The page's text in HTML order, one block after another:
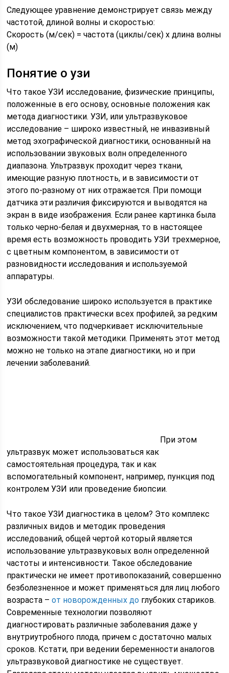
Следующее уравнение демонстрирует связь между
частотой, длиной волны и скоростью:
Скорость (м/сек) = частота (циклы/сек) х длина волны
(м)
Понятие о узи
Что такое УЗИ исследование, физические принципы,
положенные в его основу, основные положения как
метода диагностики. УЗИ, или ультразвуковое
исследование – широко известный, не инвазивный
метод эхографической диагностики, основанный на
использовании звуковых волн определенного
диапазона. Ультразвук проходит через ткани,
имеющие разную плотность, и в зависимости от
этого по-разному от них отражается. При помощи
датчика эти различия фиксируются и выводятся на
экран в виде изображения. Если ранее картинка была
только черно-белая и двухмерная, то в настоящее
время есть возможность проводить УЗИ трехмерное,
с цветным компонентом, в зависимости от
разновидности исследования и используемой
аппаратуры.
УЗИ обследование широко используется в практике
специалистов практически всех профилей, за редким
исключением, что подчеркивает исключительные
возможности такой методики. Применять этот метод
можно не только на этапе диагностики, но и при
лечении заболеваний.
При этом
ультразвук может использоваться как
самостоятельная процедура, так и как
вспомогательный компонент, например, пункция под
контролем УЗИ или проведение биопсии.
Что такое УЗИ диагностика в целом? Это комплекс
различных видов и методик проведения
исследований, общей чертой который является
использование ультразвуковых волн определенной
частоты и интенсивности. Такое обследование
практически не имеет противопоказаний, совершенно
безболезненное и может применяться для лиц любого
возраста –от новорожденных до глубоких стариков.
Современные технологии позволяют
диагностировать различные заболевания даже у
внутриутробного плода, причем с достаточно малых
сроков. Кстати, при ведении беременности аналогов
ультразвуковой диагностике не существует.